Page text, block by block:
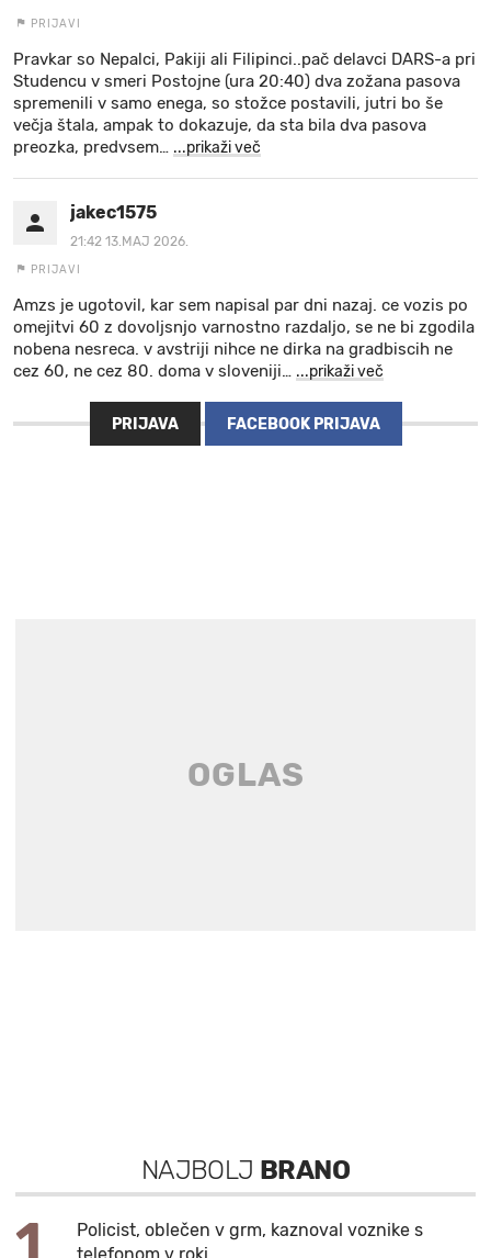
PRIJAVI
Pravkar so Nepalci, Pakiji ali Filipinci..pač delavci DARS-a pri
Studencu v smeri Postojne (ura 20:40) dva zožana pasova
spremenili v samo enega, so stožce postavili, jutri bo še
večja štala, ampak to dokazuje, da sta bila dva pasova
preozka, predvsem… ...prikaži več
jakec1575
21:42 13.MAJ 2026.
PRIJAVI
Amzs je ugotovil, kar sem napisal par dni nazaj. ce vozis po
omejitvi 60 z dovoljsnjo varnostno razdaljo, se ne bi zgodila
nobena nesreca. v avstriji nihce ne dirka na gradbiscih ne
cez 60, ne cez 80. doma v sloveniji… ...prikaži več
PRIJAVA FACEBOOK PRIJAVA
NAJBOLJ BRANO
1
Policist, oblečen v grm, kaznoval voznike s